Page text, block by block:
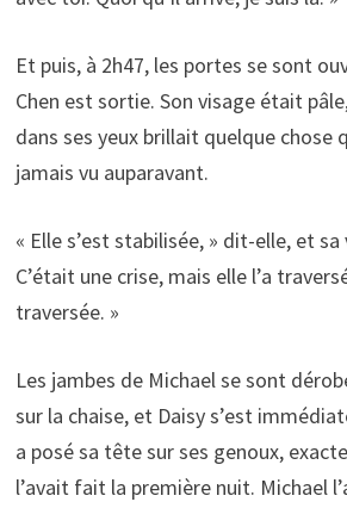
Et puis, à 2h47, les portes se sont
Chen est sortie. Son visage était
dans ses yeux brillait quelque chose
jamais vu auparavant.
« Elle s’est stabilisée, » dit-elle, et
C’était une crise, mais elle l’a
traversée. »
Les jambes de Michael se sont
sur la chaise, et Daisy s’est
a posé sa tête sur ses genoux,
l’avait fait la première nuit. Michael